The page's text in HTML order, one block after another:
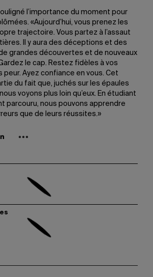
l’importance du moment pour
«Aujourd’hui, vous prenez les
trajectoire. Vous partez à l’assaut
Il y aura des déceptions et des
grandes découvertes et de nouveaux
le cap. Restez fidèles à vos
peur. Ayez confiance en vous. Cet
du fait que, juchés sur les épaules
voyons plus loin qu’eux. En étudiant
parcouru, nous pouvons apprendre
que de leurs réussites.»